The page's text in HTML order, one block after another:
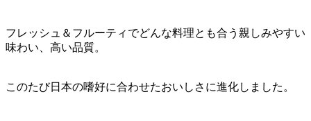
フレッシュ＆フルーティでどんな料理とも合う親しみやすい
味わい、高い品質。
このたび日本の嗜好に合わせたおいしさに進化しました。